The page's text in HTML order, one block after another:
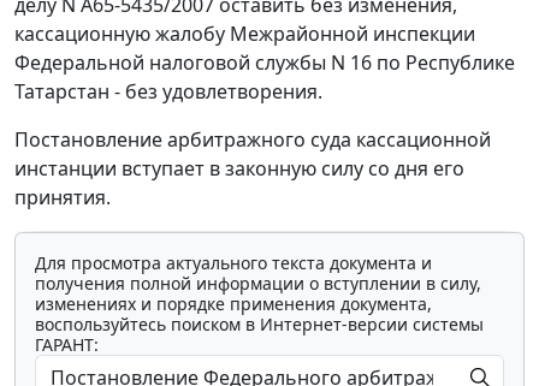
делу N А65-5435/2007 оставить без изменения,
кассационную жалобу Межрайонной инспекции
Федеральной налоговой службы N 16 по Республике
Татарстан - без удовлетворения.
Постановление арбитражного суда кассационной
инстанции вступает в законную силу со дня его
принятия.
Для просмотра актуального текста документа и
получения полной информации о вступлении в силу,
изменениях и порядке применения документа,
воспользуйтесь поиском в Интернет-версии системы
ГАРАНТ: